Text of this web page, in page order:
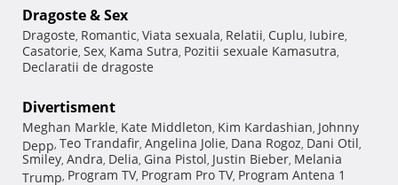
Dragoste & Sex
Dragoste, Romantic, Viata sexuala, Relatii, Cuplu, Iubire,
Casatorie, Sex, Kama Sutra, Pozitii sexuale Kamasutra,
Declaratii de dragoste
Divertisment
Meghan Markle, Kate Middleton, Kim Kardashian, Johnny
Depp, Teo Trandafir, Angelina Jolie, Dana Rogoz, Dani Otil,
Smiley, Andra, Delia, Gina Pistol, Justin Bieber, Melania
Trump, Program TV, Program Pro TV, Program Antena 1